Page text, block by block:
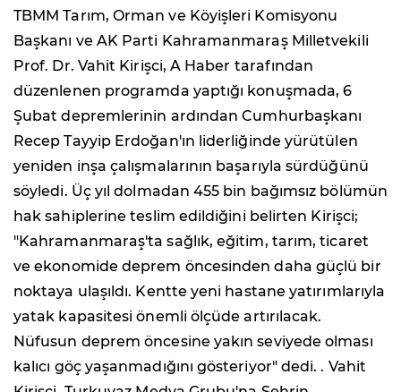
TBMM Tarım, Orman ve Köyişleri Komisyonu
Başkanı ve AK Parti Kahramanmaraş Milletvekili
Prof. Dr. Vahit Kirişci, A Haber tarafından
düzenlenen programda yaptığı konuşmada, 6
Şubat depremlerinin ardından Cumhurbaşkanı
Recep Tayyip Erdoğan'ın liderliğinde yürütülen
yeniden inşa çalışmalarının başarıyla sürdüğünü
söyledi. Üç yıl dolmadan 455 bin bağımsız bölümün
hak sahiplerine teslim edildiğini belirten Kirişci;
"Kahramanmaraş'ta sağlık, eğitim, tarım, ticaret
ve ekonomide deprem öncesinden daha güçlü bir
noktaya ulaşıldı. Kentte yeni hastane yatırımlarıyla
yatak kapasitesi önemli ölçüde artırılacak.
Nüfusun deprem öncesine yakın seviyede olması
kalıcı göç yaşanmadığını gösteriyor" dedi. . Vahit